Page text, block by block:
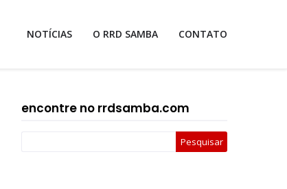
NOTÍCIAS O RRD SAMBA CONTATO
encontre no rrdsamba.com